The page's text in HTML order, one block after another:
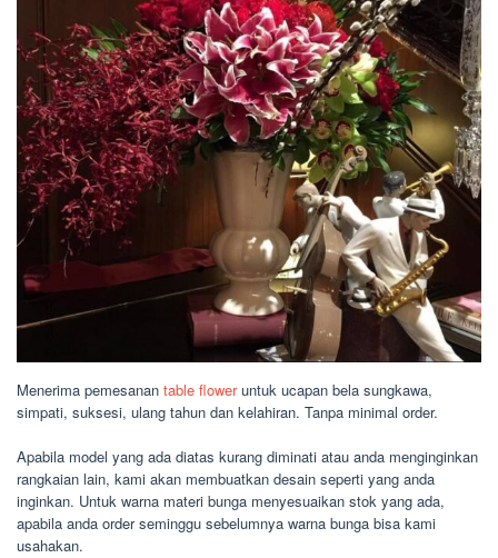
Menerima pemesanan table floweruntuk ucapan bela sungkawa,
simpati, suksesi, ulang tahun dan kelahiran. Tanpa minimal order.
Apabila model yang ada diatas kurang diminati atau anda menginginkan
rangkaian lain, kami akan membuatkan desain seperti yang anda
inginkan. Untuk warna materi bunga menyesuaikan stok yang ada,
apabila anda order seminggu sebelumnya warna bunga bisa kami
usahakan.